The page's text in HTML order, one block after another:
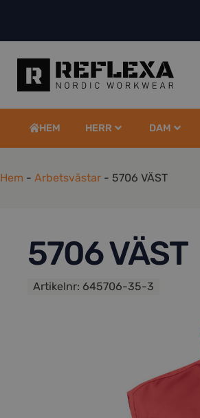
HEM HERR DAM
Hem - Arbetsvästar - 5706 VÄST
5706 VÄST
Artikelnr: 645706-35-3